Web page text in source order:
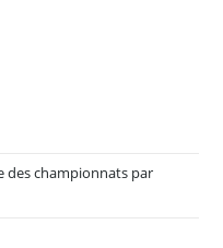
des championnats par